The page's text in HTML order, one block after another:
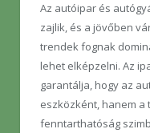
Az autóipar és
zajlik, és a jövőben
trendek fognak
lehet elképzelni. Az
garantálja, hogy az
eszközként, hanem a
fenntarthatóság